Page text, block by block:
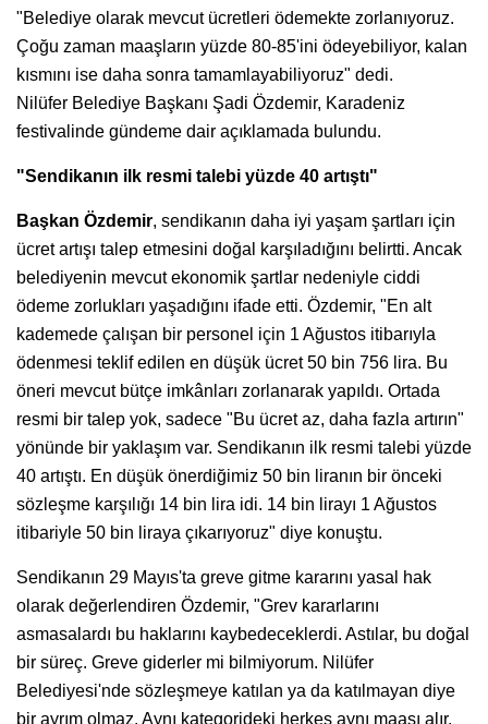
"Belediye olarak mevcut ücretleri ödemekte zorlanıyoruz.
Çoğu zaman maaşların yüzde 80-85'ini ödeyebiliyor, kalan
kısmını ise daha sonra tamamlayabiliyoruz" dedi.
Nilüfer Belediye Başkanı Şadi Özdemir, Karadeniz
festivalinde gündeme dair açıklamada bulundu.
"Sendikanın ilk resmi talebi yüzde 40 artıştı"
Başkan Özdemir, sendikanın daha iyi yaşam şartları için
ücret artışı talep etmesini doğal karşıladığını belirtti. Ancak
belediyenin mevcut ekonomik şartlar nedeniyle ciddi
ödeme zorlukları yaşadığını ifade etti. Özdemir, "En alt
kademede çalışan bir personel için 1 Ağustos itibarıyla
ödenmesi teklif edilen en düşük ücret 50 bin 756 lira. Bu
öneri mevcut bütçe imkânları zorlanarak yapıldı. Ortada
resmi bir talep yok, sadece "Bu ücret az, daha fazla artırın"
yönünde bir yaklaşım var. Sendikanın ilk resmi talebi yüzde
40 artıştı. En düşük önerdiğimiz 50 bin liranın bir önceki
sözleşme karşılığı 14 bin lira idi. 14 bin lirayı 1 Ağustos
itibariyle 50 bin liraya çıkarıyoruz" diye konuştu.
Sendikanın 29 Mayıs'ta greve gitme kararını yasal hak
olarak değerlendiren Özdemir, "Grev kararlarını
asmasalardı bu haklarını kaybedeceklerdi. Astılar, bu doğal
bir süreç. Greve giderler mi bilmiyorum. Nilüfer
Belediyesi'nde sözleşmeye katılan ya da katılmayan diye
bir ayrım olmaz. Aynı kategorideki herkes aynı maaşı alır.